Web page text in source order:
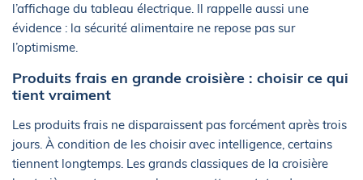
l’affichage du tableau électrique. Il rappelle aussi une
évidence : la sécurité alimentaire ne repose pas sur
l’optimisme.
Produits frais en grande croisière : choisir ce qui
tient vraiment
Les produits frais ne disparaissent pas forcément après trois
jours. À condition de les choisir avec intelligence, certains
tiennent longtemps. Les grands classiques de la croisière